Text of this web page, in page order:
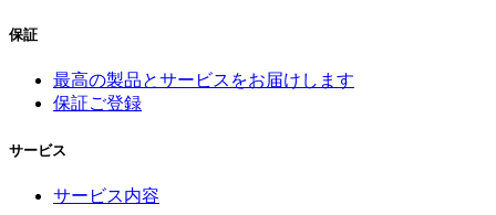
保証
最高の製品とサービスをお届けします
保証ご登録
サービス
サービス内容